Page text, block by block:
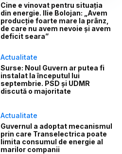
Cine e vinovat pentru situația
din energie. Ilie Bolojan: „Avem
producție foarte mare la prânz,
de care nu avem nevoie și avem
deficit seara”
Actualitate
Surse: Noul Guvern ar putea fi
instalat la începutul lui
septembrie. PSD și UDMR
discută o majoritate
Actualitate
Guvernul a adoptat mecanismul
prin care Transelectrica poate
limita consumul de energie al
marilor companii